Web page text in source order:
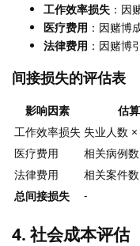
工作效率损失 ：因
医疗费用 ：因赌博
法律费用 ：因赌博
间接损失的评估表
影响因素 估
工作效率损失 失业人数
医疗费用
相关病例
法律费用
相关案件
总间接损失
-
4. 社会成本评估